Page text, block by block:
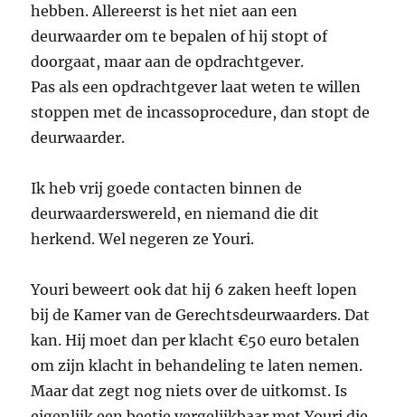
hebben. Allereerst is het niet aan een
deurwaarder om te bepalen of hij stopt of
doorgaat, maar aan de opdrachtgever.
Pas als een opdrachtgever laat weten te willen
stoppen met de incassoprocedure, dan stopt de
deurwaarder.
Ik heb vrij goede contacten binnen de
deurwaarderswereld, en niemand die dit
herkend. Wel negeren ze Youri.
Youri beweert ook dat hij 6 zaken heeft lopen
bij de Kamer van de Gerechtsdeurwaarders. Dat
kan. Hij moet dan per klacht €50 euro betalen
om zijn klacht in behandeling te laten nemen.
Maar dat zegt nog niets over de uitkomst. Is